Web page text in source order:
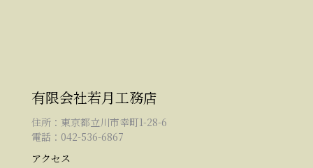
有限会社若月工務店
住所：東京都立川市幸町1-28-6
電話：042-536-6867
アクセス